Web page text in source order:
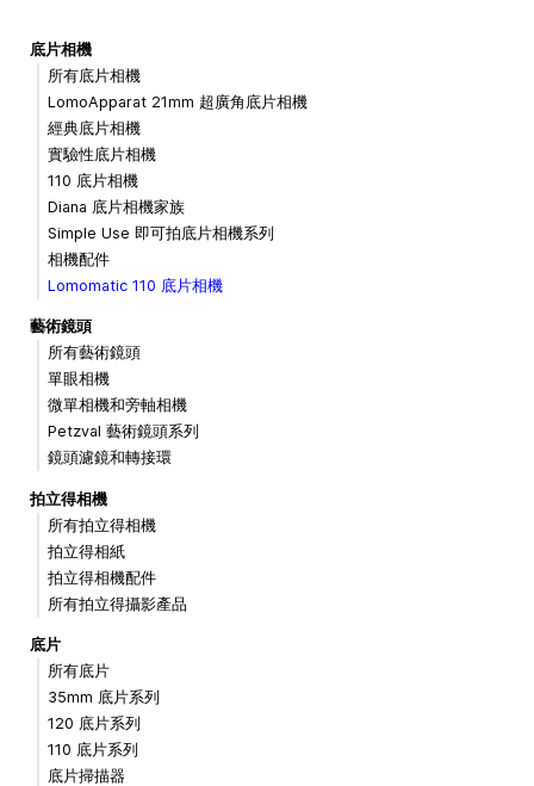
底片相機
所有底片相機
LomoApparat 21mm 超廣角底片相機
經典底片相機
實驗性底片相機
110 底片相機
Diana 底片相機家族
Simple Use 即可拍底片相機系列
相機配件
Lomomatic 110 底片相機
藝術鏡頭
所有藝術鏡頭
單眼相機
微單相機和旁軸相機
Petzval 藝術鏡頭系列
鏡頭濾鏡和轉接環
拍立得相機
所有拍立得相機
拍立得相紙
拍立得相機配件
所有拍立得攝影產品
底片
所有底片
35mm 底片系列
120 底片系列
110 底片系列
底片掃描器